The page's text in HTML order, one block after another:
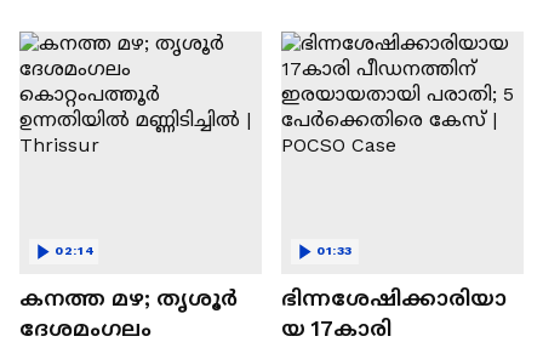
കനത്ത മഴ; തൃശൂർ
ദേശമംഗലം
02:14
ഭിന്നശേഷിക്കാരിയാ
യ 17കാരി
01:33